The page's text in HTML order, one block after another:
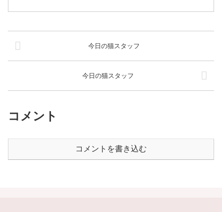
今日の猫スタッフ
今日の猫スタッフ
コメント
コメントを書き込む